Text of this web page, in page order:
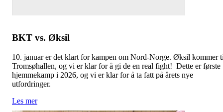
BKT vs. Øksil
10. januar er det klart for kampen om Nord-Norge. Øksil kommer
Tromsøhallen, og vi er klar for å gi de en real fight! Dette er første
hjemmekamp i 2026, og vi er klar for å ta fatt på årets nye
utfordringer.
Les mer